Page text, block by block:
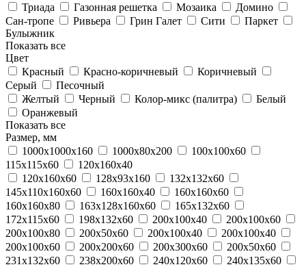
Триада
Газонная решетка Мозаика
Домино
Сан-тропе
Ривьера Грин Галет Сити
Паркет
Булыжник
Показать все
Цвет
Красный
Красно-коричневый
Коричневый
Серый
Песочный
Желтый
Черный Колор-микс (палитра)
Белый
Оранжевый
Показать все
Размер, мм
1000х1000х160
1000х80х200
100х100х60
115х115х60
120х160х40
120х160х60
128х93х160
132х132х60
145х110х160х60
160х160х40
160х160х60
160х160х80
163х128х160х60
165х132х60
172х115х60
198х132х60 200x100x40
200x100x60
200x100x80
200x50x60 200х100x40
200х100х40
200х100х60
200х200х60 200х300х60
200х50х60
231х132х60
238х200х60 240х120х60
240х135х60